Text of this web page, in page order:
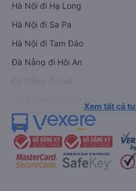
Hà Nội đi Hạ Long
Hà Nội đi Sa Pa
Hà Nội đi Tam Đảo
Đà Nẵng đi Hội An
Xem tất cả